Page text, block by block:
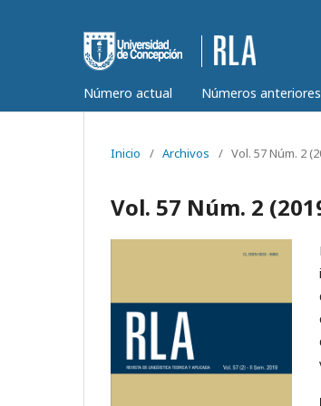
Número actual Números anteriores
Inicio / Archivos / Vol. 57 Núm. 2
Vol. 57 Núm. 2